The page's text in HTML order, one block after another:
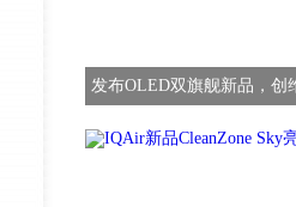
发布OLED双旗舰新品，创